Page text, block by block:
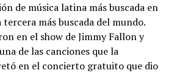
de música latina más buscada en
tercera más buscada del mundo.
en el show de Jimmy Fallon y
de las canciones que la
en el concierto gratuito que dio